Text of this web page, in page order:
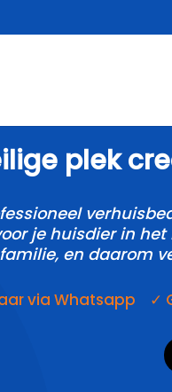
plek
je huisdier in
en daarom
via Whatsapp ✓